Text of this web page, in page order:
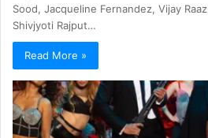
Sood, Jacqueline Fernandez, Vijay
Shivjyoti Rajput…
Read More »